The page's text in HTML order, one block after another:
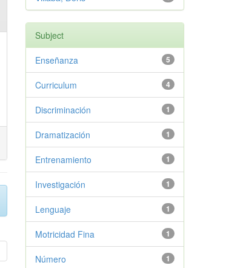
Subject
5
Enseñanza
4
Curriculum
1
Discriminación
1
Dramatización
1
Entrenamiento
1
Investigación
1
Lenguaje
1
Motricidad Fina
1
Número